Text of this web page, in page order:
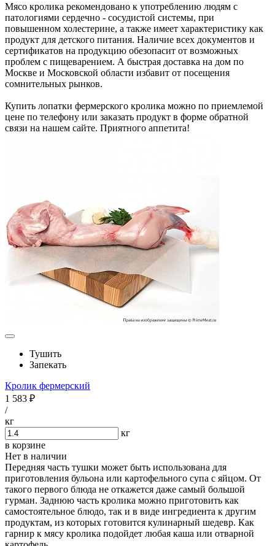
Мясо кролика рекомендовано к употреблению людям с
патологиями сердечно - сосудистой системы, при
повышенном холестерине, а также имеет характеристику как
продукт для детского питания. Наличие всех документов и
сертификатов на продукцию обезопасит от возможных
проблем с пищеварением. А быстрая доставка на дом по
Москве и Московской области избавит от посещения
сомнительных рынков.
Купить лопатки фермерского кролика можно по приемлемой
цене по телефону или заказать продукт в форме обратной
связи на нашем сайте. Приятного аппетита!
Тушить
Запекать
Кролик фермерский
1 583 ₽
/
кг
кг
в корзине
Нет в наличии
Передняя часть тушки может быть использована для
приготовления бульона или картофельного супа с яйцом. От
такого первого блюда не откажется даже самый большой
гурман. Заднюю часть кролика можно приготовить как
самостоятельное блюдо, так и в виде ингредиента к другим
продуктам, из которых готовится кулинарный шедевр. Как
гарнир к мясу кролика подойдет любая каша или отварной